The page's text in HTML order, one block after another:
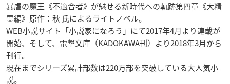
暴虐の魔王《不適合者》が魅せる新時代への軌跡第四章《大精
霊編》原作：秋 氏によるライトノベル。
WEB小説サイト「小説家になろう」にて2017年4月より連載が
開始、そして、電撃文庫（KADOKAWA刊）より2018年3月から
刊行。
現在までシリーズ累計部数は220万部を突破している大人気小
説。